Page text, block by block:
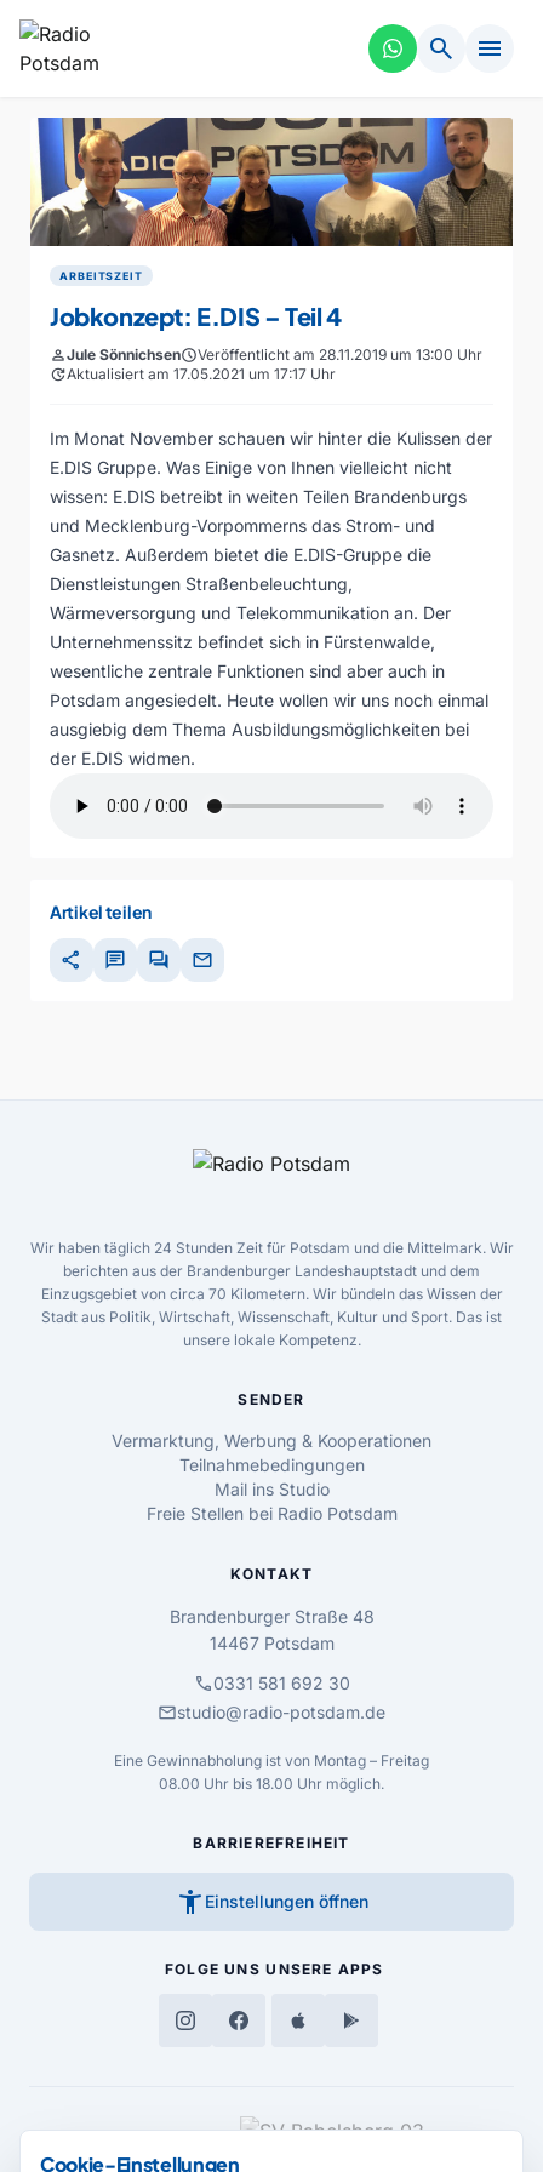
search menu
ARBEITSZEIT
Jobkonzept: E.DIS – Teil 4
personJule SönnichsenscheduleVeröffentlicht am 28.11.2019 um 13:00 Uhr
updateAktualisiert am 17.05.2021 um 17:17 Uhr
Im Monat November schauen wir hinter die Kulissen der
E.DIS Gruppe. Was Einige von Ihnen vielleicht nicht
wissen: E.DIS betreibt in weiten Teilen Brandenburgs
und Mecklenburg-Vorpommerns das Strom- und
Gasnetz. Außerdem bietet die E.DIS-Gruppe die
Dienstleistungen Straßenbeleuchtung,
Wärmeversorgung und Telekommunikation an. Der
Unternehmenssitz befindet sich in Fürstenwalde,
wesentliche zentrale Funktionen sind aber auch in
Potsdam angesiedelt. Heute wollen wir uns noch einmal
ausgiebig dem Thema Ausbildungsmöglichkeiten bei
der E.DIS widmen.
Artikel teilen
share chat forum mail
Wir haben täglich 24 Stunden Zeit für Potsdam und die Mittelmark. Wir
berichten aus der Brandenburger Landeshauptstadt und dem
Einzugsgebiet von circa 70 Kilometern. Wir bündeln das Wissen der
Stadt aus Politik, Wirtschaft, Wissenschaft, Kultur und Sport. Das ist
unsere lokale Kompetenz.
SENDER
Vermarktung, Werbung & Kooperationen
Teilnahmebedingungen
Mail ins Studio
Freie Stellen bei Radio Potsdam
KONTAKT
Brandenburger Straße 48
14467 Potsdam
call0331 581 692 30
mailstudio@radio-potsdam.de
Eine Gewinnabholung ist von Montag – Freitag
08.00 Uhr bis 18.00 Uhr möglich.
BARRIEREFREIHEIT
accessibility_new Einstellungen öffnen
FOLGE UNS UNSERE APPS
MEDIENPARTNER
Cookie-Einstellungen